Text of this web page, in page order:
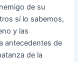
de su
sí lo sabemos,
y las
antecedentes de
de la